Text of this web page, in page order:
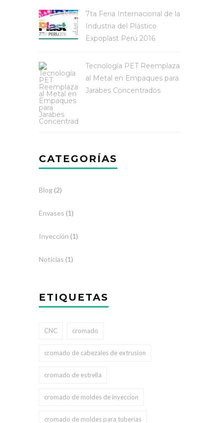
7ta Feria Internacional de la
Industria del Plástico
Expoplast Perú 2016
Tecnología PET Reemplaza
al Metal en Empaques para
Jarabes Concentrados
CATEGORÍAS
Blog (2)
Envases (1)
Inyección (1)
Noticias (1)
ETIQUETAS
CNC cromado
cromado de cabezales de extrusion
cromado de estrella
cromado de moldes de inyeccion
cromado de moldes para tuberias